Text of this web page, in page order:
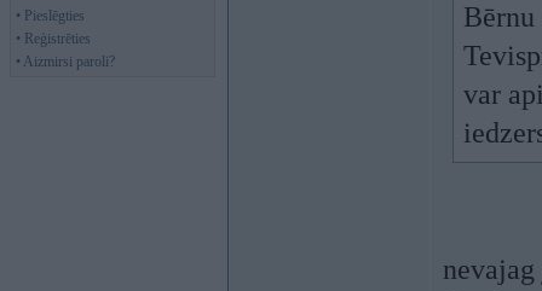
• Pieslēgties
• Reģistrēties
• Aizmirsi paroli?
var